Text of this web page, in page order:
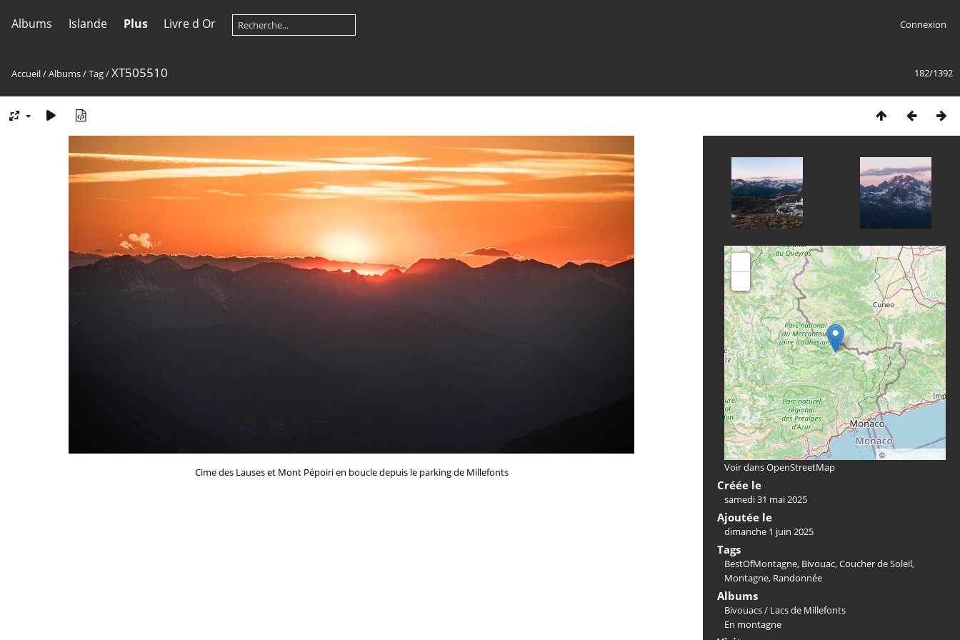
Albums Islande Plus Livre d Or Connexion
182/1392
Accueil/Albums/Tag/XT505510
Cime des Lauses et Mont Pépoiri en boucle depuis le parking de Millefonts
© OpenStreetMap
Voir dans OpenStreetMap
Créée le
samedi 31 mai 2025
Ajoutée le
dimanche 1 juin 2025
Tags
BestOfMontagne, Bivouac,Coucher de Soleil,
Montagne, Randonnée
Albums
Bivouacs/ Lacs de Millefonts
En montagne